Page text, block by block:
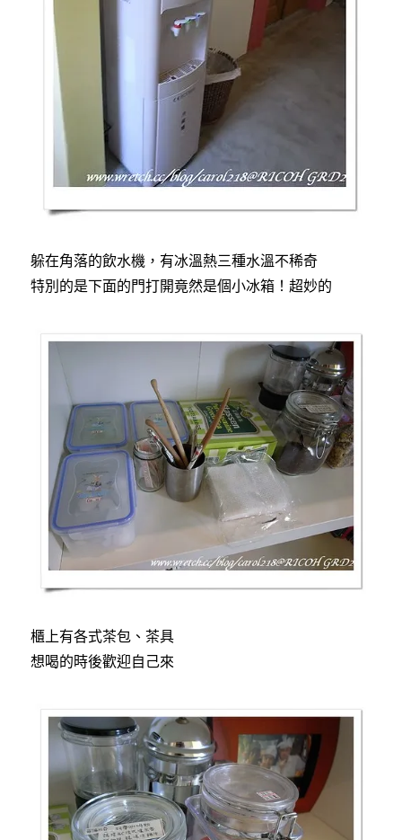
躲在角落的飲水機，有冰溫熱三種水溫不稀奇
特別的是下面的門打開竟然是個小冰箱！超妙的
櫃上有各式茶包、茶具
想喝的時後歡迎自己來